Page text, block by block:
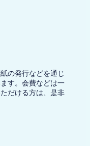
の発行などを通じ
す。会費などは一
だける方は、是非